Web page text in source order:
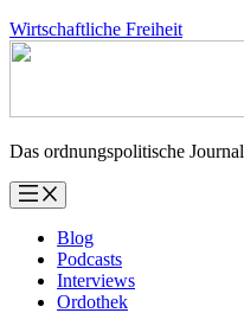
Zum
Inhalt
Wirtschaftliche Freiheit
Das ordnungspolitische Journal
Blog
Podcasts
Interviews
Ordothek